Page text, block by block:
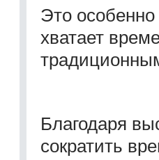
Это
хватает
Благодаря
сократить